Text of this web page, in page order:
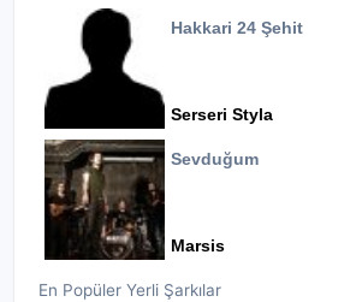
Hakkari 24 Şehit
Serseri Styla
Sevduğum
Marsis
En Popüler Yerli Şarkılar